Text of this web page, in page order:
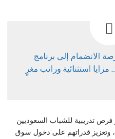
الانضمام إلى برنامج
فرص تدريبية للشباب السعوديين
وتعزيز قدراتهم على دخول سوق